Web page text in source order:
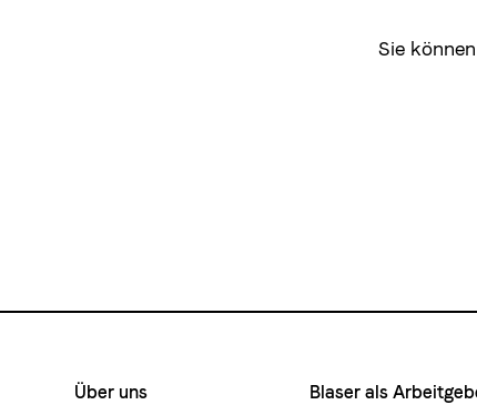
Sie
Footermenue-
Über uns Blaser als